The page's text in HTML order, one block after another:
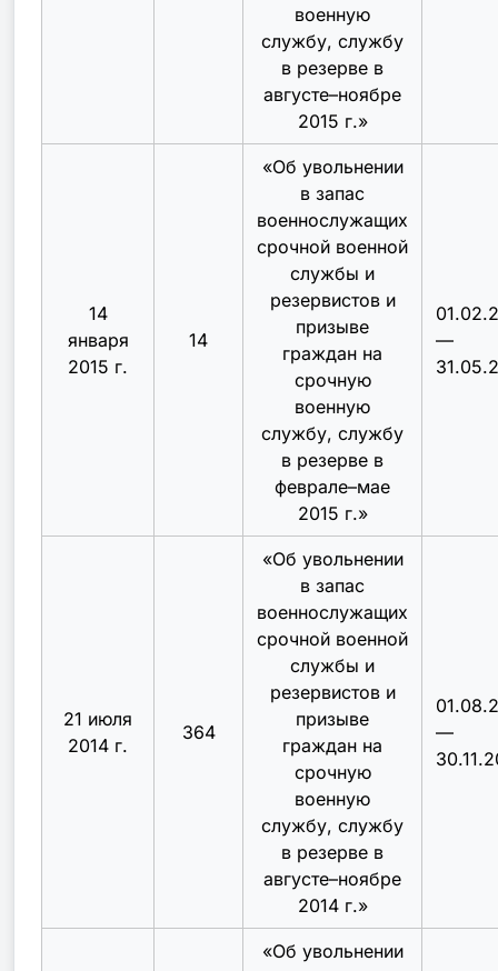
военную
службу, службу
в резерве в
августе–ноябре
2015 г.»
14
января
2015 г.
14
«Об увольнении
в запас
военнослужащих
срочной военной
службы и
резервистов и
призыве
граждан на
срочную
военную
службу, службу
в резерве в
феврале–мае
2015 г.»
—
21 июля
2014 г.
364
«Об увольнении
в запас
военнослужащих
срочной военной
службы и
резервистов и
призыве
граждан на
срочную
военную
службу, службу
в резерве в
августе–ноябре
2014 г.»
—
«Об увольнении